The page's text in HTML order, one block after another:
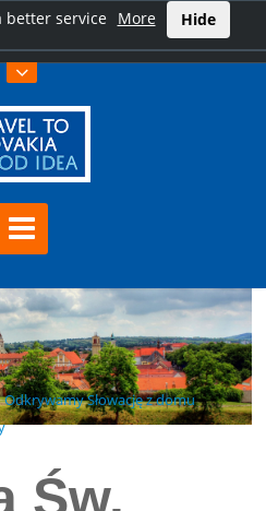
better service More Hide
Odkrywamy Słowację z domu
Św.